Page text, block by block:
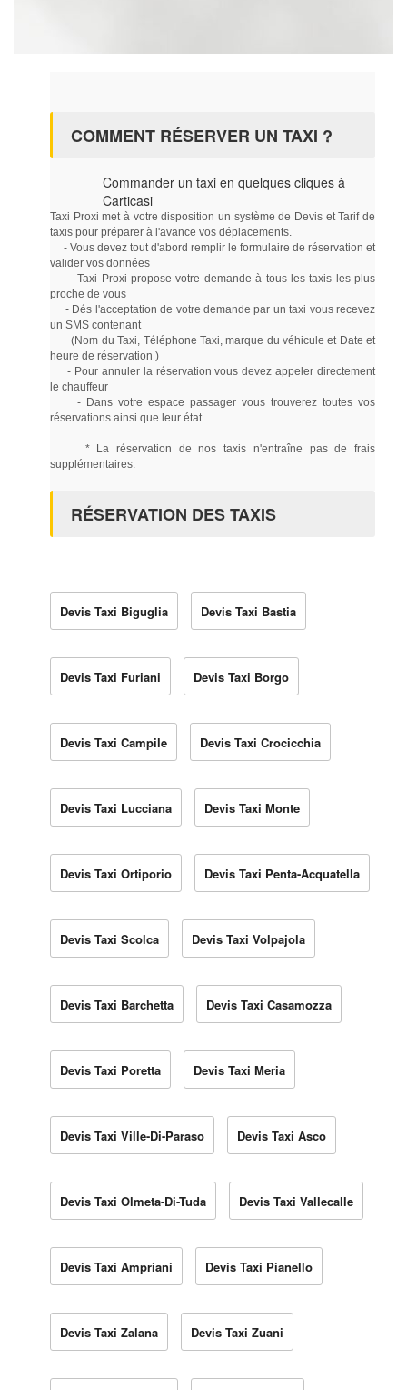
COMMENT RÉSERVER UN TAXI ?
Commander un taxi en quelques cliques à
Carticasi
Taxi Proxi met à votre disposition un système de Devis et Tarif de
taxis pour préparer à l'avance vos déplacements.
- Vous devez tout d'abord remplir le formulaire de réservation et
valider vos données
- Taxi Proxi propose votre demande à tous les taxis les plus
proche de vous
- Dés l'acceptation de votre demande par un taxi vous recevez
un SMS contenant
(Nom du Taxi, Téléphone Taxi, marque du véhicule et Date et
heure de réservation )
- Pour annuler la réservation vous devez appeler directement
le chauffeur
- Dans votre espace passager vous trouverez toutes vos
réservations ainsi que leur état.
* La réservation de nos taxis n'entraîne pas de frais
supplémentaires.
RÉSERVATION DES TAXIS
Devis Taxi Biguglia Devis Taxi Bastia
Devis Taxi Furiani Devis Taxi Borgo
Devis Taxi Campile Devis Taxi Crocicchia
Devis Taxi Lucciana Devis Taxi Monte
Devis Taxi Ortiporio Devis Taxi Penta-Acquatella
Devis Taxi Scolca Devis Taxi Volpajola
Devis Taxi Barchetta Devis Taxi Casamozza
Devis Taxi Poretta Devis Taxi Meria
Devis Taxi Ville-Di-Paraso Devis Taxi Asco
Devis Taxi Olmeta-Di-Tuda Devis Taxi Vallecalle
Devis Taxi Ampriani Devis Taxi Pianello
Devis Taxi Zalana Devis Taxi Zuani